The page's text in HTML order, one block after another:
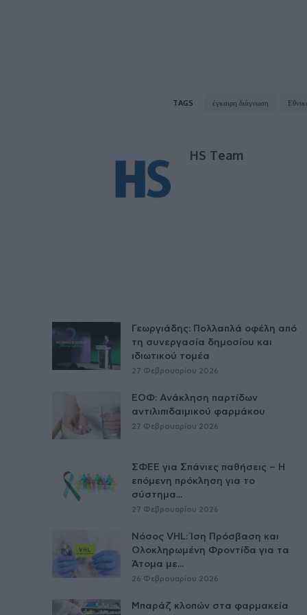
TAGS έγκαιρη διάγνωση
HS Team
Γεωργιάδης: Πολλαπλά οφέλη από
τη συνεργασία δημοσίου και
ιδιωτικού τομέα
27 Φεβρουαρίου 2026
ΕΟΦ: Ανάκληση παρτίδων
αντιλιπιδαιμικού φαρμάκου
27 Φεβρουαρίου 2026
ΣΦΕΕ για Σπάνιες παθήσεις – Η
επόμενη πρόκληση για το
σύστημα...
27 Φεβρουαρίου 2026
Νόσος VHL: Ίση Πρόσβαση και
Ολοκληρωμένη Φροντίδα για τα
Άτομα με...
26 Φεβρουαρίου 2026
Μπαράζ κλοπών στα φαρμακεία